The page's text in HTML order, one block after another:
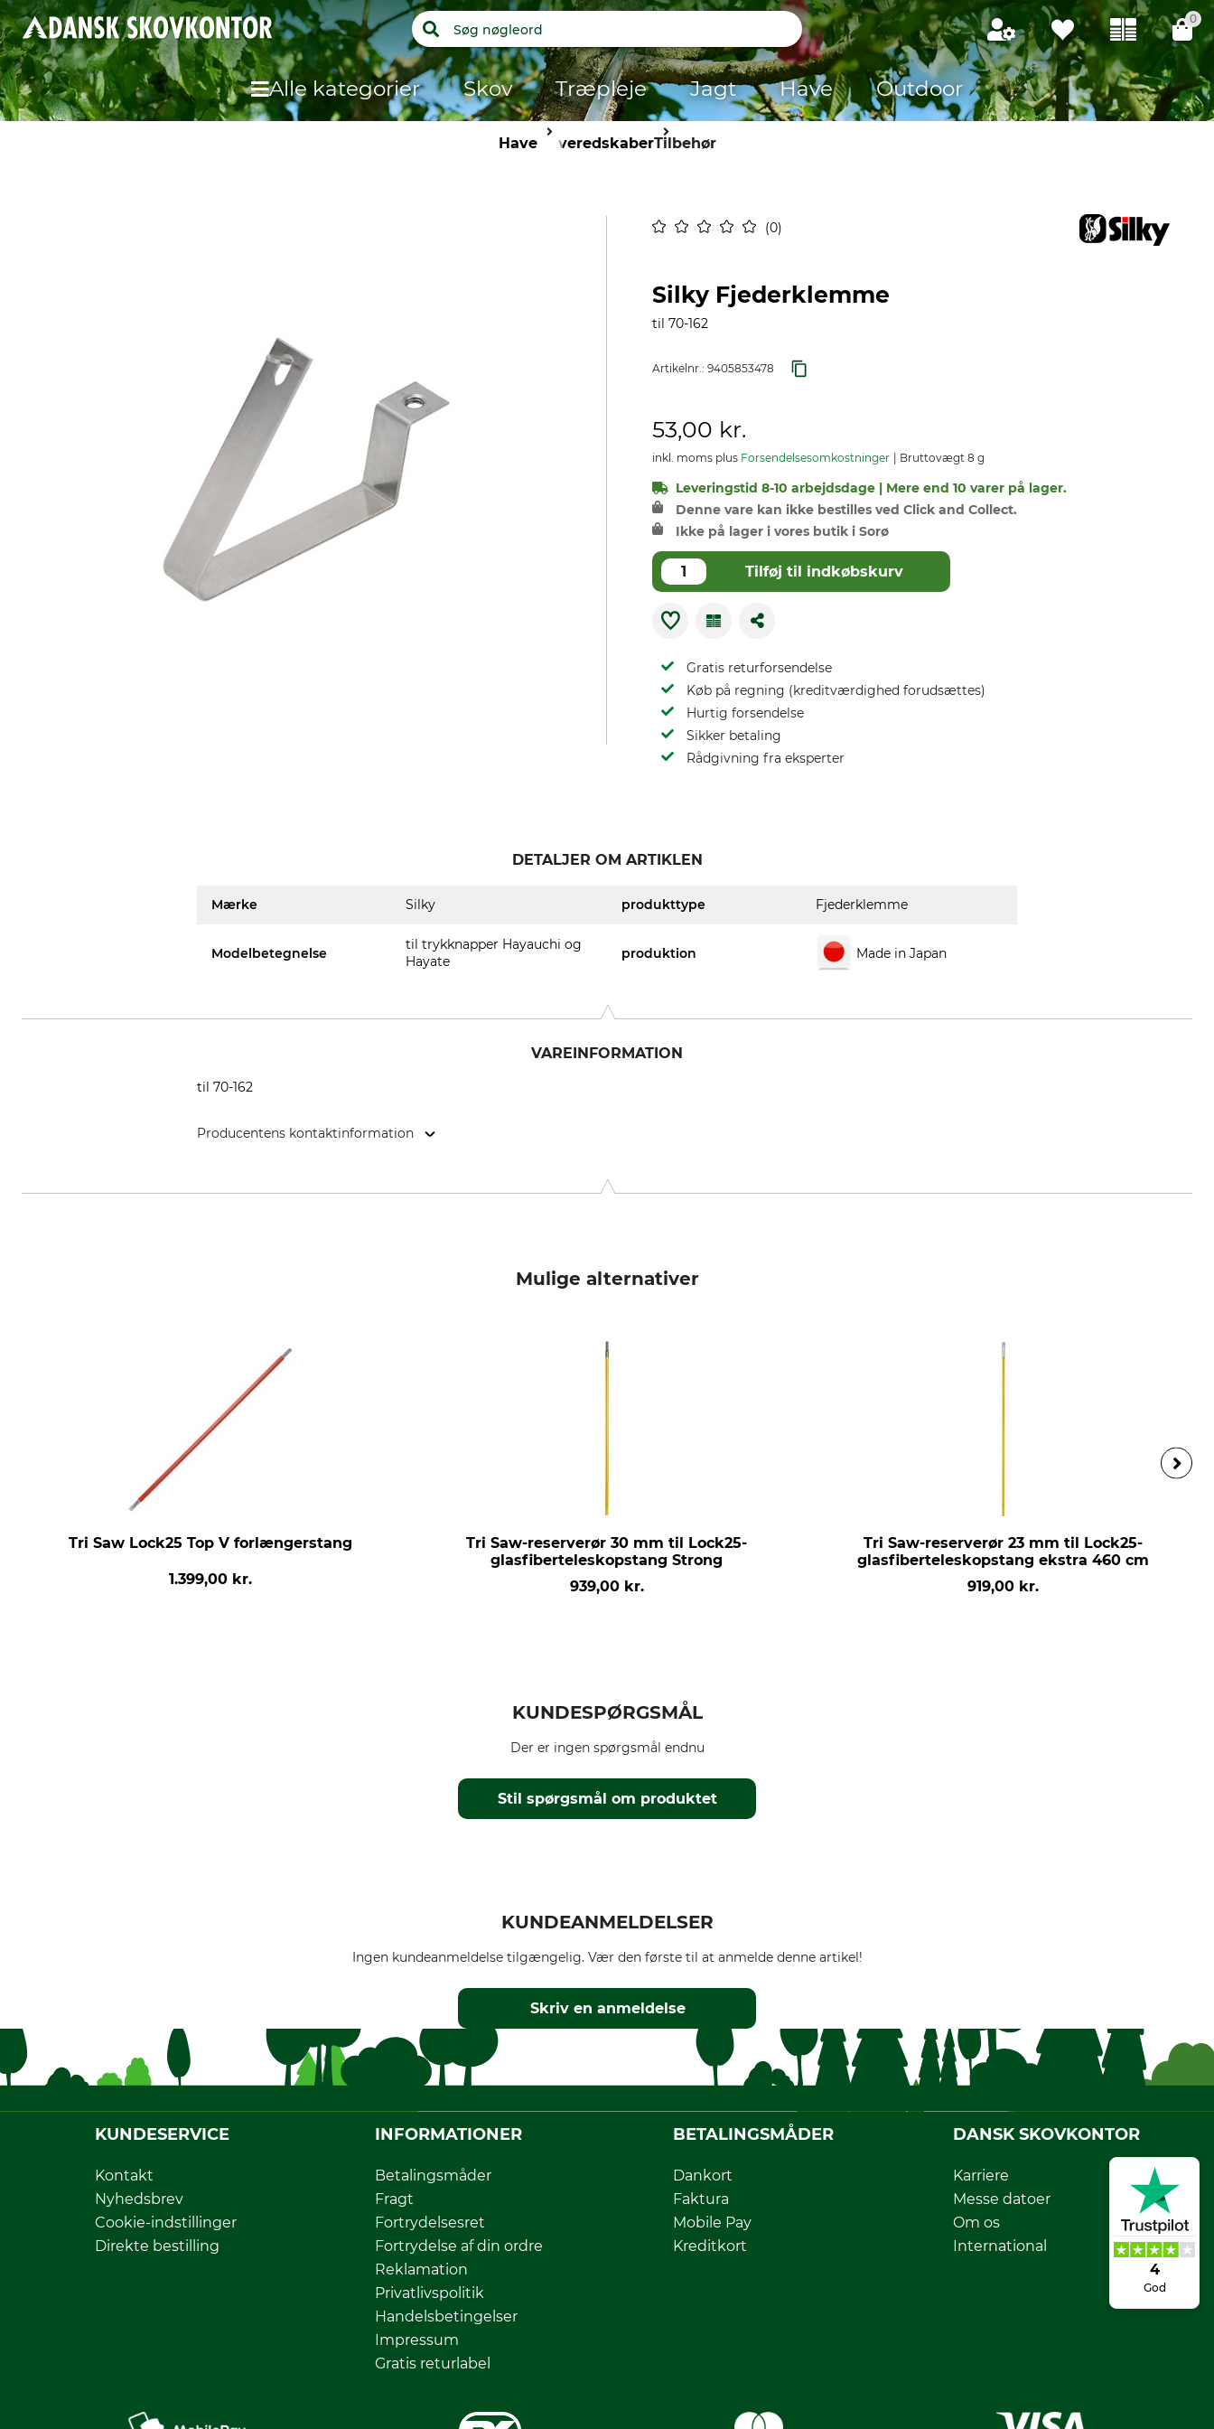
4
God
0
Alle kategorier Skov Træpleje Jagt Have Outdoor
HaveHaveredskaberTilbehør
0
Silky Fjederklemme
til 70-162
Artikelnr.: 9405853478
53,00 kr.
inkl. moms plus Forsendelsesomkostninger Bruttovægt 8 g
Leveringstid 8-10 arbejdsdage | Mere end 10 varer på lager.
Denne vare kan ikke bestilles ved Click and Collect.
Ikke på lager i vores butik i Sorø
Tilføj til indkøbskurv
Gratis returforsendelse
Køb på regning (kreditværdighed forudsættes)
Hurtig forsendelse
Sikker betaling
Rådgivning fra eksperter
DETALJER OM ARTIKLEN
Mærke Silky produkttype Fjederklemme
Modelbetegnelse
til trykknapper Hayauchi og
Hayate
produktion Made in Japan
VAREINFORMATION
til 70-162
Producentens kontaktinformation
Mulige alternativer
Tri Saw Lock25 Top V forlængerstang
1.399,00 kr.
Tri Saw-reserverør 30 mm til Lock25-
glasfiberteleskopstang Strong
939,00 kr.
Tri Saw-reserverør 23 mm til Lock25-
glasfiberteleskopstang ekstra 460 cm
919,00 kr.
KUNDESPØRGSMÅL
Stil spørgsmål om produktet
Der er ingen spørgsmål endnu
KUNDEANMELDELSER
Ingen kundeanmeldelse tilgængelig. Vær den første til at anmelde denne artikel!
Skriv en anmeldelse
KUNDESERVICE
Kontakt
Nyhedsbrev
Cookie-indstillinger
Direkte bestilling
INFORMATIONER
Betalingsmåder
Fragt
Fortrydelsesret
Fortrydelse af din ordre
Reklamation
Privatlivspolitik
Handelsbetingelser
Impressum
Gratis returlabel
BETALINGSMÅDER
Dankort
Faktura
Mobile Pay
Kreditkort
DANSK SKOVKONTOR
Karriere
Messe datoer
Om os
International